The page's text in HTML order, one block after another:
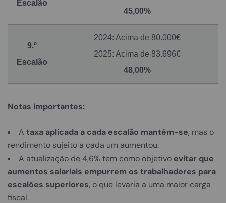
Escalão
45,00%
9.º
Escalão
2024: Acima de 80.000€
2025: Acima de 83.696€
48,00%
Notas importantes:
A taxa aplicada a cada escalão mantém-se, mas o
rendimento sujeito a cada um aumentou.
A atualização de 4,6% tem como objetivo evitar que
aumentos salariais empurrem os trabalhadores para
escalões superiores, o que levaria a uma maior carga
fiscal.